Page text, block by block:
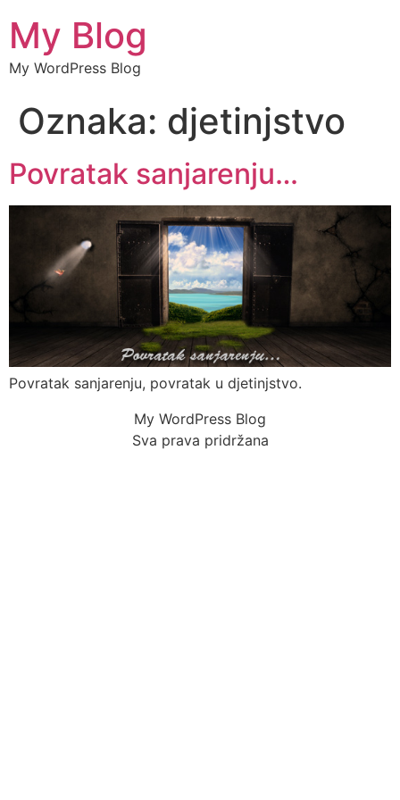
My Blog
My WordPress Blog
Oznaka: djetinjstvo
Povratak sanjarenju…
Povratak sanjarenju, povratak u djetinjstvo.
My WordPress Blog
Sva prava pridržana